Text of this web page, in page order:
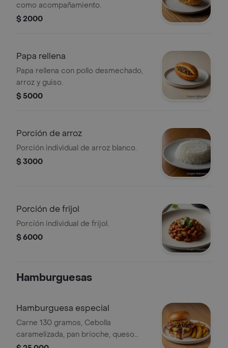
como acompañamiento.
$ 2000
Papa rellena
Papa rellena con pollo desmechado,
arroz y guiso.
$ 5000
Porción de arroz
Porción individual de arroz blanco.
$ 3000
Porción de frijol
Porción individual de frijol.
$ 6000
Hamburguesas
Hamburguesa especial
Carne 130 gramos, Cebolla
caramelizada, pan brioche, queso